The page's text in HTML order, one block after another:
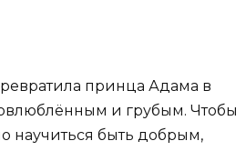
принца Адама в
и грубым. Чтобы
научиться быть добрым,